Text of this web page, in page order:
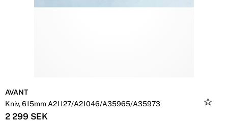
AVANT
Kniv, 615mm A21127/A21046/A35965/A35973
2 299 SEK